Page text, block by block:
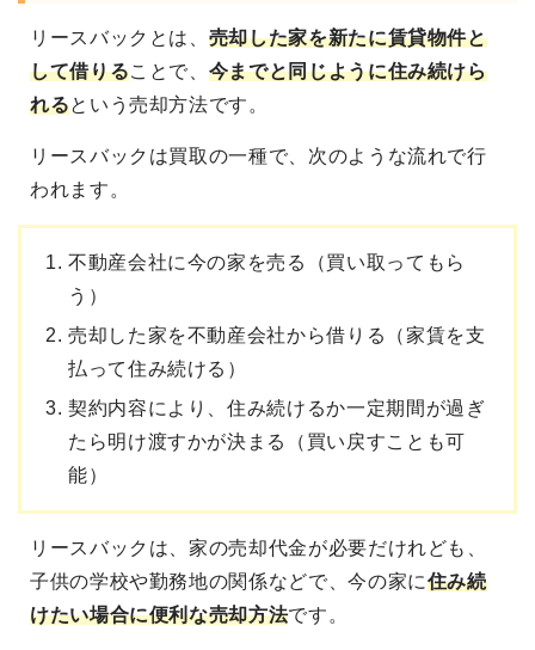
リースバック とは、 売却した家を新たに賃貸物件と
して借りることで、 今までと同じように住み続けら
れるという売却方法です。
リースバックは買取の一種で、次のような流れで行
われます。
不動産会社に今の家を売る（買い取ってもら
う）
売却した家を不動産会社から借りる（家賃を支
払って住み続ける）
契約内容により、住み続けるか一定期間が過ぎ
たら明け渡すかが決まる（買い戻すことも可
能）
リースバックは、家の売却代金が必要だけれども、
子供の学校や勤務地の関係などで、今の家に住み続
けたい場合に便利な売却方法です。